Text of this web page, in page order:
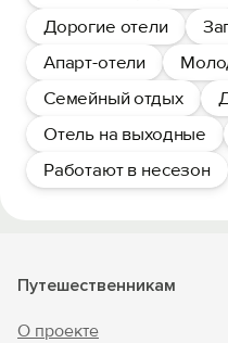
Дорогие отели
Апарт-отели
Семейный отдых
Отель на выходные
Работают в несезон
Путешественникам
О проекте